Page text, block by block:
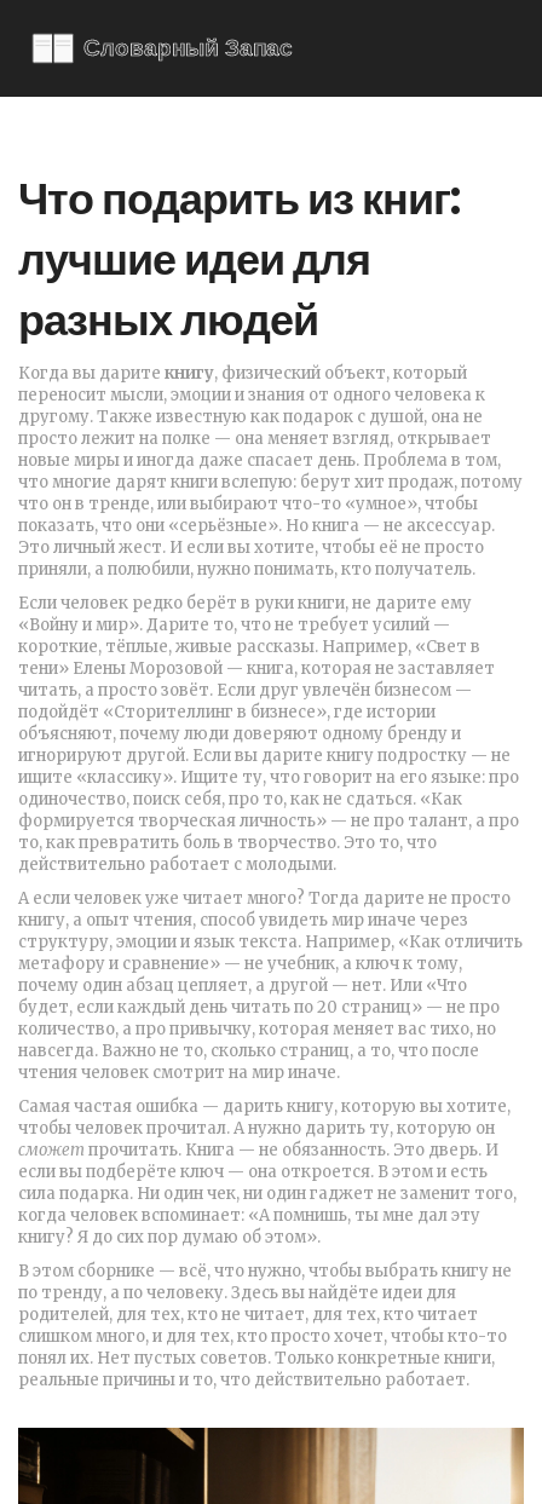
Что подарить из книг:
лучшие идеи для
разных людей
Когда вы дарите книгу, физический объект, который
переносит мысли, эмоции и знания от одного человека к
другому. Также известную какподарок с душой, она не
просто лежит на полке — она меняет взгляд, открывает
новые миры и иногда даже спасает день. Проблема в том,
что многие дарят книги вслепую: берут хит продаж, потому
что он в тренде, или выбирают что-то «умное», чтобы
показать, что они «серьёзные». Но книга — не аксессуар.
Это личный жест. И если вы хотите, чтобы её не просто
приняли, а полюбили, нужно понимать, кто получатель.
Если человек редко берёт в руки книги, не дарите ему
«Войну и мир». Дарите то, что не требует усилий —
короткие, тёплые, живые рассказы. Например, «Свет в
тени» Елены Морозовой — книга, которая не заставляет
читать, а просто зовёт. Если друг увлечён бизнесом —
подойдёт «Сторителлинг в бизнесе», где истории
объясняют, почему люди доверяют одному бренду и
игнорируют другой. Если вы дарите книгу подростку — не
ищите «классику». Ищите ту, что говорит на его языке: про
одиночество, поиск себя, про то, как не сдаться. «Как
формируется творческая личность» — не про талант, а про
то, как превратить боль в творчество. Это то, что
действительно работает с молодыми.
А если человек уже читает много? Тогда дарите не просто
книгу, а опыт чтения, способ увидеть мир иначе через
структуру, эмоции и язык текста. Например, «Как отличить
метафору и сравнение» — не учебник, а ключ к тому,
почему один абзац цепляет, а другой — нет. Или «Что
будет, если каждый день читать по 20 страниц» — не про
количество, а про привычку, которая меняет вас тихо, но
навсегда. Важно не то, сколько страниц, а то, что после
чтения человек смотрит на мир иначе.
Самая частая ошибка — дарить книгу, которую вы хотите,
чтобы человек прочитал. А нужно дарить ту, которую он
сможет прочитать. Книга — не обязанность. Это дверь. И
если вы подберёте ключ — она откроется. В этом и есть
сила подарка. Ни один чек, ни один гаджет не заменит того,
когда человек вспоминает: «А помнишь, ты мне дал эту
книгу? Я до сих пор думаю об этом».
В этом сборнике — всё, что нужно, чтобы выбрать книгу не
по тренду, а по человеку. Здесь вы найдёте идеи для
родителей, для тех, кто не читает, для тех, кто читает
слишком много, и для тех, кто просто хочет, чтобы кто-то
понял их. Нет пустых советов. Только конкретные книги,
реальные причины и то, что действительно работает.